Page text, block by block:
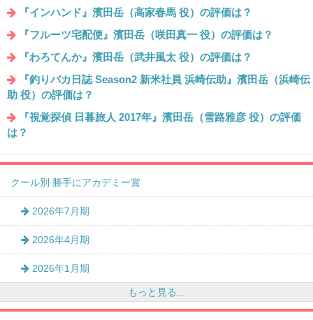
『インハンド』濱田岳（高家春馬 役）の評価は？
『フルーツ宅配便』濱田岳（咲田真一 役）の評価は？
『わろてんか』濱田岳（武井風太 役）の評価は？
『釣りバカ日誌 Season2 新米社員 浜崎伝助』濱田岳（浜崎伝
助 役）の評価は？
『視覚探偵 日暮旅人 2017年』濱田岳（雪路雅彦 役）の評価
は？
クール別 勝手にアカデミー賞
2026年7月期
2026年4月期
2026年1月期
もっと見る...